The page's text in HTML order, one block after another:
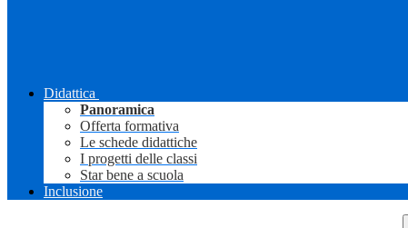
Didattica
Panoramica
Offerta formativa
Le schede didattiche
I progetti delle classi
Star bene a scuola
Inclusione